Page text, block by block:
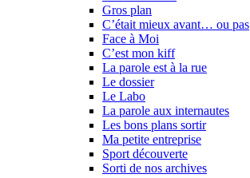
Gros plan
C’était mieux avant… ou pas
Face à Moi
C’est mon kiff
La parole est à la rue
Le dossier
Le Labo
La parole aux internautes
Les bons plans sortir
Ma petite entreprise
Sport découverte
Sorti de nos archives